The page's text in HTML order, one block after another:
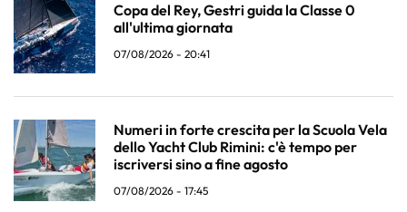
Copa del Rey, Gestri guida la Classe 0
all'ultima giornata
07/08/2026 - 20:41
Numeri in forte crescita per la Scuola Vela
dello Yacht Club Rimini: c'è tempo per
iscriversi sino a fine agosto
07/08/2026 - 17:45